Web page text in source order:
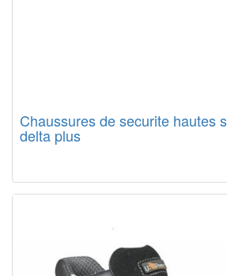
Chaussures de securite hautes
delta plus